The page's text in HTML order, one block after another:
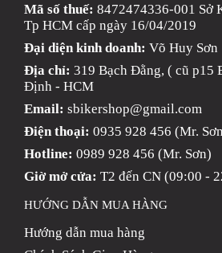
Mã số thuế: 8472474336-001 Sở
Tp HCM cấp ngày 16/04/2019
Đại diện kinh doanh: Võ Huy Sơn
Địa chỉ: 319 Bạch Đằng, ( cũ p15
Định - HCM
Email: sbikershop@gmail.com
Điện thoại: 0935 928 456 (Mr.
Hotline: 0989 928 456 (Mr. Sơn)
Giờ mở cửa: T2 đến CN (09:00 -
HƯỚNG DẪN MUA HÀNG
Hướng dẫn mua hàng